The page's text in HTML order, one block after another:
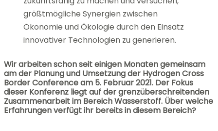
größtmögliche Synergien zwischen
Ökonomie und Ökologie durch den Einsatz
innovativer Technologien zu generieren.
Wir arbeiten schon seit einigen Monaten gemeinsam
am der Planung und Umsetzung der Hydrogen Cross
Border Conference am 5. Februar 2021. Der Fokus
dieser Konferenz liegt auf der grenzüberschreitenden
Zusammenarbeit im Bereich Wasserstoff. Über welche
Erfahrungen verfügt ihr bereits in diesem Bereich?